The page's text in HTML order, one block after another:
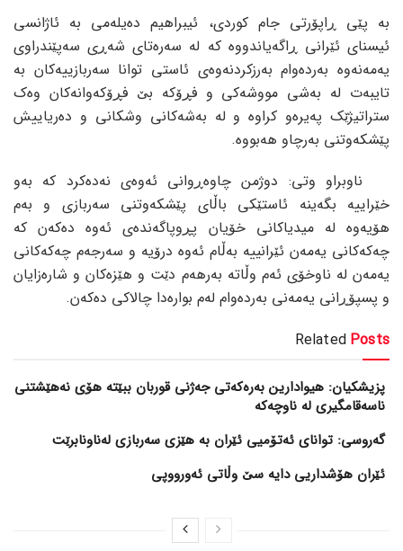
بە پێی ڕاپۆرتی جام کوردی، ئیبراهیم دەیلەمی بە ئاژانسی
ئیسنای ئێرانی ڕاگەیاندووە کە لە سەرەتای شەڕی سەپێندراوی
یەمەنەوە بەردەوام بەرزکردنەوەی ئاستی توانا سەربازییەکان بە
تایبەت لە بەشی مووشەکی و فڕۆکە بێ فڕۆکەوانەکان وەک
ستراتیژێک پەیرەو کراوە و لە بەشەکانی وشکانی و دەریاییش
پێشکەوتنی بەرچاو هەبووە.
ناوبراو وتی: دوژمن چاوەڕوانی ئەوەی نەدەکرد کە بەو
خێراییە بگەینە ئاستێکی باڵای پێشکەوتنی سەربازی و بەم
هۆیەوە لە میدیاکانی خۆیان پڕوپاگەندەی ئەوە دەکەن کە
چەکەکانی یەمەن ئێرانییە بەڵام ئەوە درۆیە و سەرجەم چەکەکانی
یەمەن لە ناوخۆی ئەم وڵاتە بەرهەم دێت و هێزەکان و شارەزایان
و پسپۆڕانی یەمەنی بەردەوام لەم بوارەدا چالاکی دەکەن.
Related Posts
پزیشکیان: هیوادارین بەرەکەتی جەژنی قوربان ببێتە هۆی نەهێشتنی
ناسەقامگیری لە ناوچەکە
گەروسی: توانای ئەتۆمیی ئێران بە هێزی سەربازی لەناونابرێت
ئێران هۆشداریی دایە سێ وڵاتی ئەورووپی